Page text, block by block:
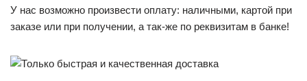
У нас возможно произвести оплату: наличными, картой при
заказе или при получении, а так-же по реквизитам в банке!